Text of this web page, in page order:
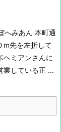
へみあん 本町通
m先を左折して
ヘミアンさんに
業している正 ...